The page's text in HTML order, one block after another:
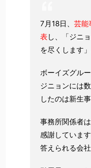
7月18日、 芸能
表し、「ジニ
を尽くします
ボーイズグル
ジニョンには
したのは新生
事務所関係者
感謝していま
答えられる会